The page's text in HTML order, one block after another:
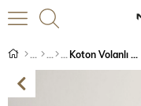
Koton Volanlı Etek Açık Haki